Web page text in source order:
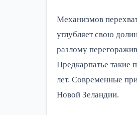
Механизмов
углубляет свою
разлому
Предкарпатье такие
лет. Современные
Новой Зеландии.